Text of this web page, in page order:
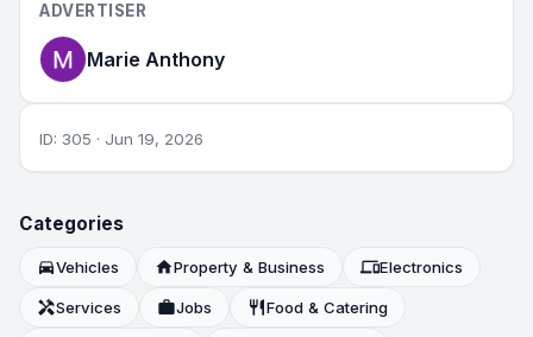
ADVERTISER
Marie Anthony
ID: 305 · Jun 19, 2026
Categories
directions_carVehicles homeProperty & Business devicesElectronics
handymanServices workJobs restaurantFood & Catering